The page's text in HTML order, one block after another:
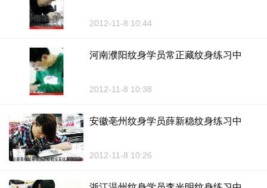
2012-11-8 10:44
河南濮阳纹身学员常正藏纹身练习中
2012-11-8 10:38
安徽亳州纹身学员薛新稳纹身练习中
2012-11-8 10:26